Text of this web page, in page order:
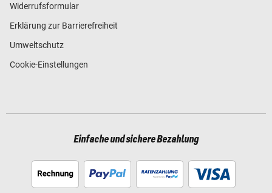
Widerrufsformular
Erklärung zur Barrierefreiheit
Umweltschutz
Cookie-Einstellungen
Einfache und sichere Bezahlung